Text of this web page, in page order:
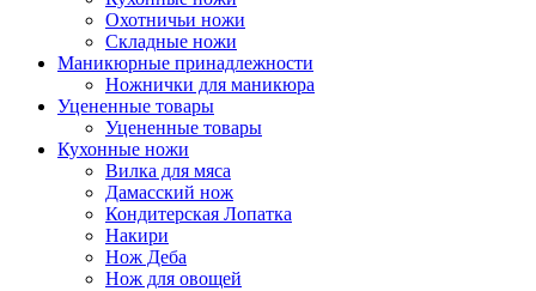
Охотничьи ножи
Складные ножи
Маникюрные принадлежности
Ножнички для маникюра
Уцененные товары
Уцененные товары
Кухонные ножи
Вилка для мяса
Дамасский нож
Кондитерская Лопатка
Накири
Нож Деба
Нож для овощей